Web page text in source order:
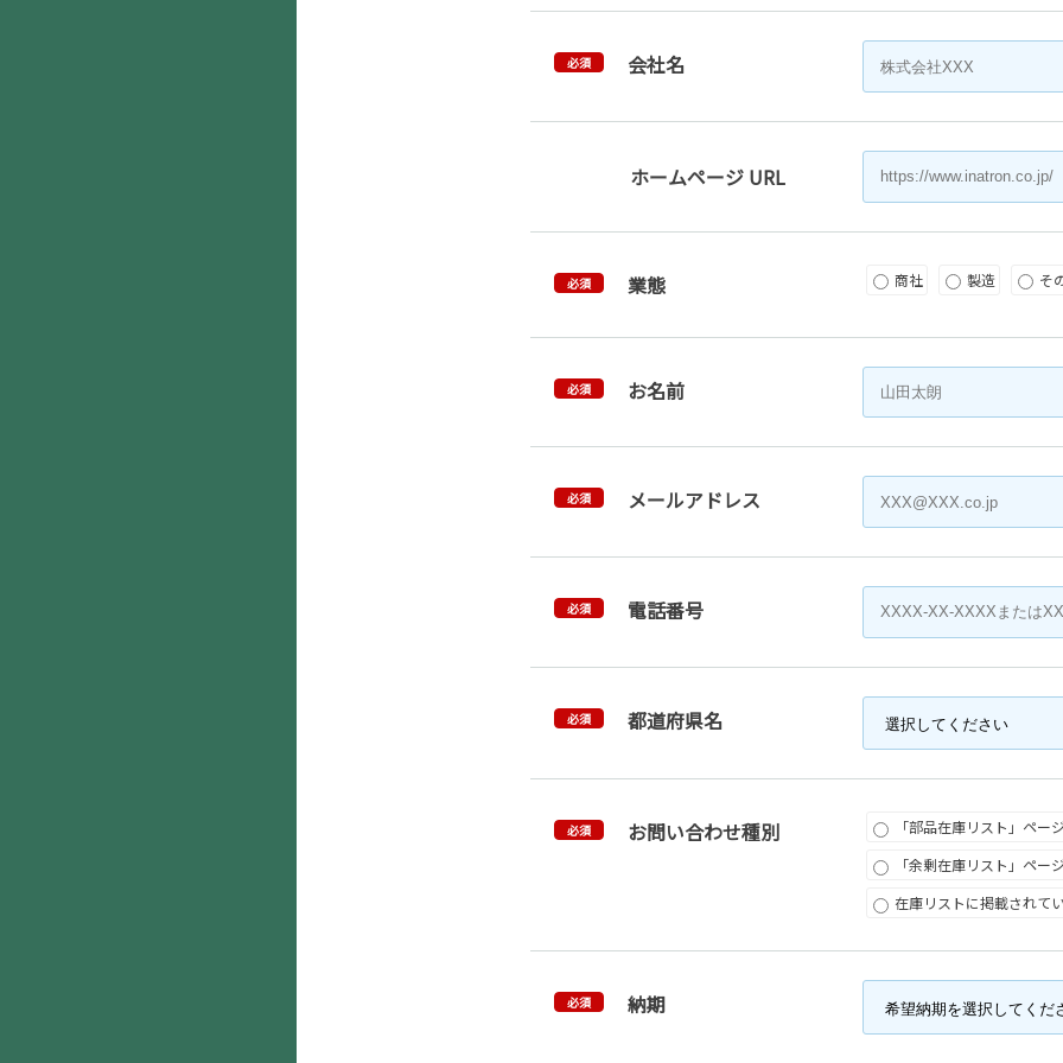
必須 会社名
ホームページ URL
必須 業態 商社 製造 そ
必須 お名前
必須 メールアドレス
必須 電話番号
必須 都道府県名
必須 お問い合わせ種別
「部品在庫リスト」ペー
「余剰在庫リスト」ペー
在庫リストに掲載されて
必須 納期